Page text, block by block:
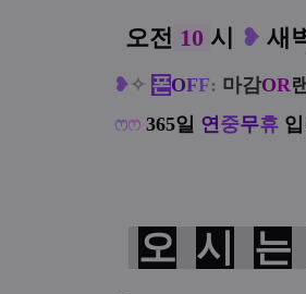
오전 10 시 ❥ 새
❥ ✧ 폰OFF: 마감OR
ෆෆ365일 연 중무휴입
오 시 는